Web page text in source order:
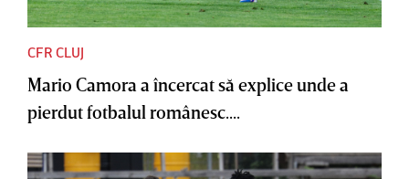
CFR CLUJ
Mario Camora a încercat să explice unde a
pierdut fotbalul românesc....